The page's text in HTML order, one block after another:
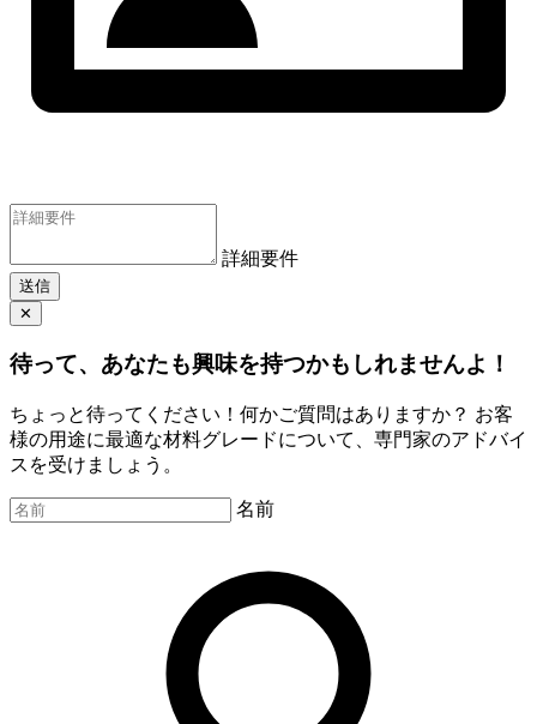
詳細要件
送信
✕
待って、あなたも興味を持つかもしれませんよ！
ちょっと待ってください！何かご質問はありますか？ お客
様の用途に最適な材料グレードについて、専門家のアドバイ
スを受けましょう。
名前